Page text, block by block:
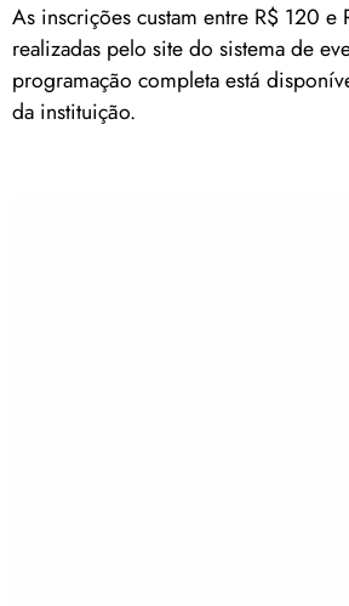
As inscrições custam entre R$ 120
realizadas pelo site do sistema de
programação completa está
da instituição.